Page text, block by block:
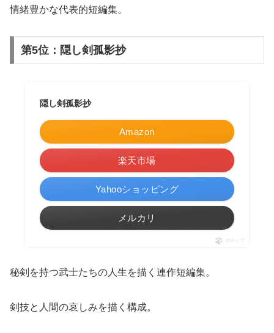
情緒豊かな代表的短編集。
第5位：隠し剣孤影抄
隠し剣孤影抄
Amazon
楽天市場
Yahooショッピング
メルカリ
ポチップ
秘剣を持つ武士たちの人生を描く連作短編集。
剣技と人間の哀しみを描く構成。